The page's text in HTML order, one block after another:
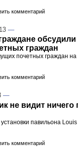
комментарий
—
граждан
почетных граждан на
комментарий
—
не видит
установки павильона
комментарий